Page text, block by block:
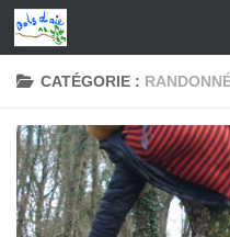
Skip to content
CATÉGORIE :